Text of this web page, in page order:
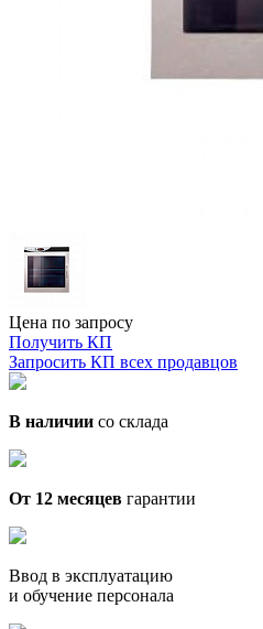
Цена по запросу
Получить КП
Запросить КП всех продавцов
В наличии со склада
От 12 месяцев гарантии
Ввод в эксплуатацию
и обучение персонала